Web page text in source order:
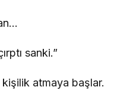
sanki.”
atmaya başlar.